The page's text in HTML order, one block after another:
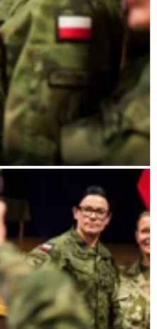
na kobiety!